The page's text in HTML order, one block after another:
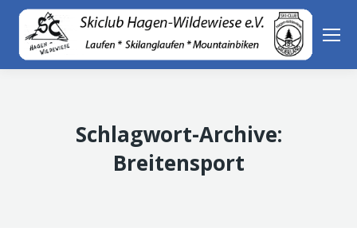
Schlagwort-Archive:
Breitensport